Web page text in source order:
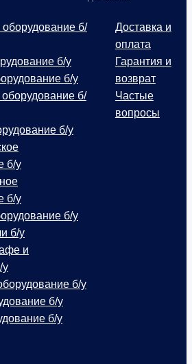
б/
б/у
б/у
б/
б/у
б/у
б/у
б/у
б/у
и
у
б/у
б/у
б/у
Доставка и
оплата
Гарантия и
возврат
Частые
вопросы